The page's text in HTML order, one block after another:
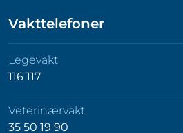
Vakttelefoner
Legevakt
116 117
Veterinærvakt
35 50 19 90